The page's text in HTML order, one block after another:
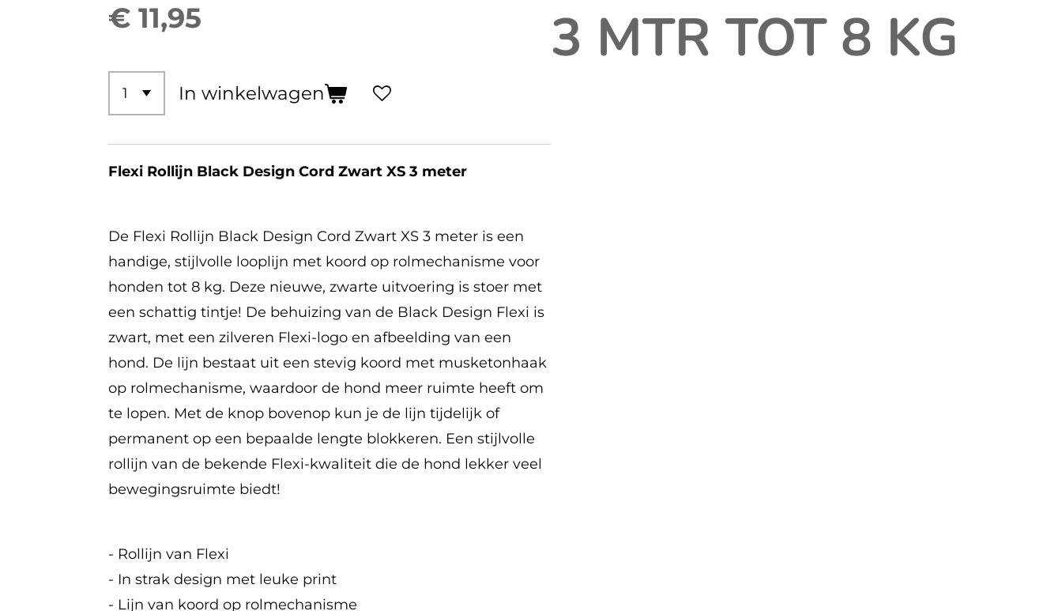
3 MTR TOT 8 KG
€ 11,95
In winkelwagen
Flexi Rollijn Black Design Cord Zwart XS 3 meter
De Flexi Rollijn Black Design Cord Zwart XS 3 meter is een
handige, stijlvolle looplijn met koord op rolmechanisme voor
honden tot 8 kg. Deze nieuwe, zwarte uitvoering is stoer met
een schattig tintje! De behuizing van de Black Design Flexi is
zwart, met een zilveren Flexi-logo en afbeelding van een
hond. De lijn bestaat uit een stevig koord met musketonhaak
op rolmechanisme, waardoor de hond meer ruimte heeft om
te lopen. Met de knop bovenop kun je de lijn tijdelijk of
permanent op een bepaalde lengte blokkeren. Een stijlvolle
rollijn van de bekende Flexi-kwaliteit die de hond lekker veel
bewegingsruimte biedt!
- Rollijn van Flexi
- In strak design met leuke print
- Lijn van koord op rolmechanisme